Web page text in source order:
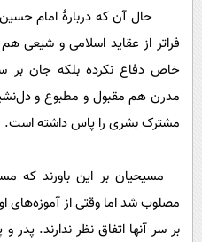
حال آن که دربارۀ امام حسین
فراتر از عقاید اسلامی و شیعی
خاص دفاع نکرده بلکه جان بر
مدرن هم مقبول و مطبوع و
مشترک بشری را پاس داشته است.
مسیحیان بر این باورند که
مصلوب شد اما وقتی از آموزه‌های
بر سر آنها اتفاق نظر ندارند.